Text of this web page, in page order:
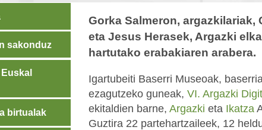
Gorka Salmeron, argazkilariak,
eta Jesus Herasek, Argazki
hartutako erabakiaren arabera.
Igartubeiti Baserri Museoak,
ezagutzeko guneak, VI. Argazki
ekitaldien barne, Argazki eta Ikatza
Guztira 22 partehartzaileek, 12
sakonduz
birtualak